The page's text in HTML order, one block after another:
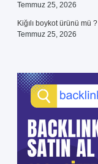
Temmuz 25, 2026
Kiğılı boykot ürünü mü ?
Temmuz 25, 2026